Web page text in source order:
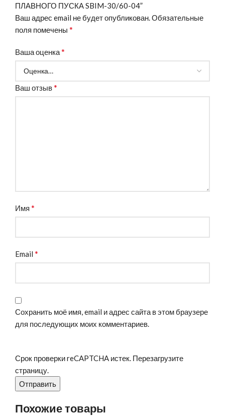
ПЛАВНОГО ПУСКА SBIM-30/60-04”
Ваш адрес email не будет опубликован. Обязательные
поля помечены *
Ваша оценка*
Ваш отзыв*
Имя *
Email *
Сохранить моё имя, email и адрес сайта в этом браузере
для последующих моих комментариев.
Срок проверки reCAPTCHA истек. Перезагрузите
страницу.
Похожие товары